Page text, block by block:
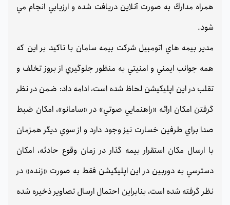
همراه مدارك به صورت آنلاين دريافت شده و ارزيابي انجام مي
شود.
مدير بيمه هاي اتومبيل شركت بيمه سامان با تاكيد بر اين كه
همه جوانب ايمني و امنيتي به منظور جلوگيري از بروز تخلف و
تقلب در اين اپليكيشن لحاظ شده است،‌ ادامه داد: ضمن در نظر
گرفتن امكان ارائه «راهنمايي صوتي» در «سامانو»، امكان ضبط
صدا براي طرفين خسارت نيز وجود دارد و از سوي ديگر همزمان
با ارسال مكان استقرار بيمه گذار در زمان وقوع حادثه،‌ امكان
دسترسي به دوربين در اين اپليكيشن فقط به صورت «زنده» در
نظر گرفته شده است،‌ بنابراين احتمال ارسال تصاوير ذخيره شده